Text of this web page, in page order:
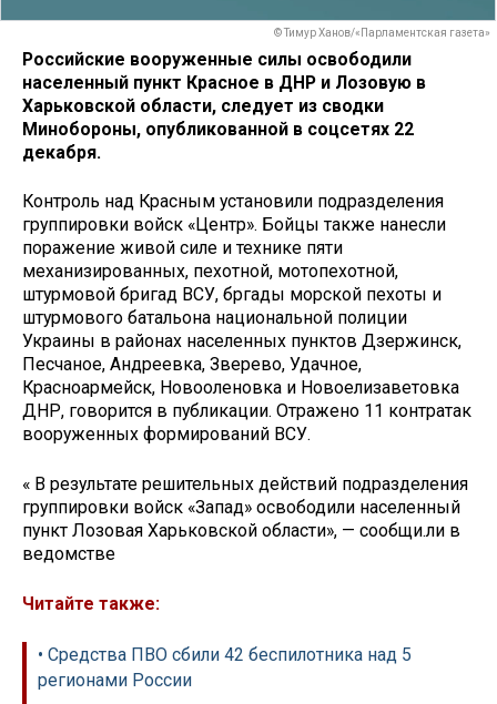
© Тимур Ханов/«Парламентская газета»
Российские вооруженные силы освободили
населенный пункт Красное в ДНР и Лозовую в
Харьковской области, следует из сводки
Минобороны, опубликованной в соцсетях 22
декабря.
Контроль над Красным установили подразделения
группировки войск «Центр». Бойцы также нанесли
поражение живой силе и технике пяти
механизированных, пехотной, мотопехотной,
штурмовой бригад ВСУ, бргады морской пехоты и
штурмового батальона национальной полиции
Украины в районах населенных пунктов Дзержинск,
Песчаное, Андреевка, Зверево, Удачное,
Красноармейск, Новооленовка и Новоелизаветовка
ДНР, говорится в публикации. Отражено 11 контратак
вооруженных формирований ВСУ.
« В результате решительных действий подразделения
группировки войск «Запад» освободили населенный
пункт Лозовая Харьковской области», — сообщи.ли в
ведомстве
Читайте также:
• Средства ПВО сбили 42 беспилотника над 5
регионами России